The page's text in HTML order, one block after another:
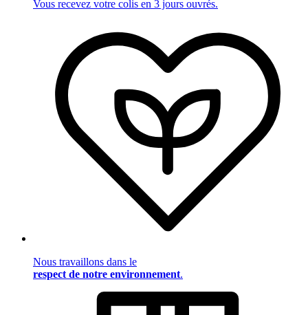
Vous recevez votre colis en 3 jours ouvrés.
Nous travaillons dans le
respect de notre environnement.